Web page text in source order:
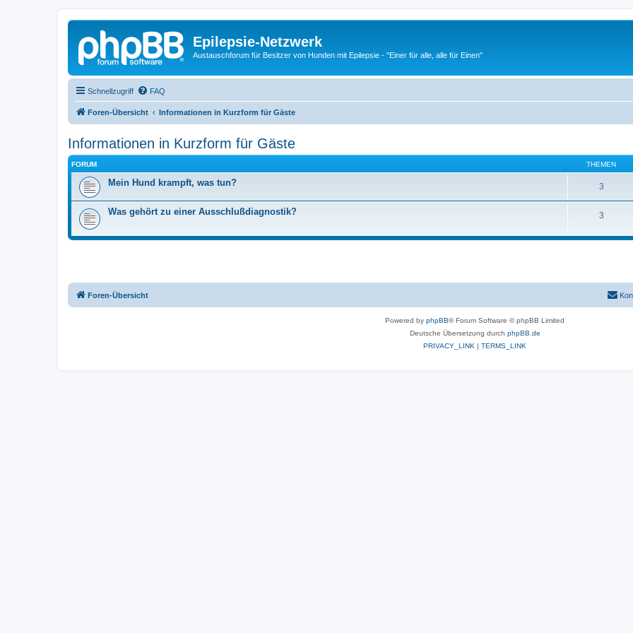
Epilepsie-Netzwerk
Austauschforum für Besitzer von Hunden mit Epilepsie - "Einer für alle, alle für Einen"
Schnellzugriff FAQ
Foren-Übersicht Informationen in Kurzform für Gäste
Informationen in Kurzform für Gäste
FORUM THEMEN
Mein Hund krampft, was tun? 3
Was gehört zu einer Ausschlußdiagnostik? 3
Foren-Übersicht
Powered by phpBB® Forum Software © phpBB Limited
Deutsche Übersetzung durch phpBB.de
PRIVACY_LINK | TERMS_LINK